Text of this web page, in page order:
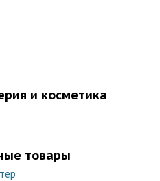
и косметика
товары